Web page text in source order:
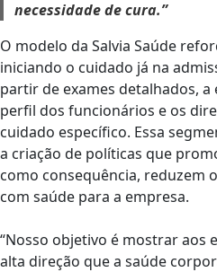
necessidade de cura.”
O modelo da Salvia Saúde
iniciando o cuidado já na
partir de exames detalhados,
perfil dos funcionários e os
cuidado específico. Essa
a criação de políticas que
como consequência, reduzem
com saúde para a empresa.
“Nosso objetivo é mostrar aos
alta direção que a saúde